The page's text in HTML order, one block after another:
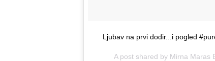
Ljubav na prvi dodir...i pogled
A post shared by Mirna Maras